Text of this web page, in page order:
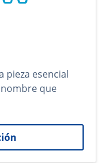
pieza esencial
que